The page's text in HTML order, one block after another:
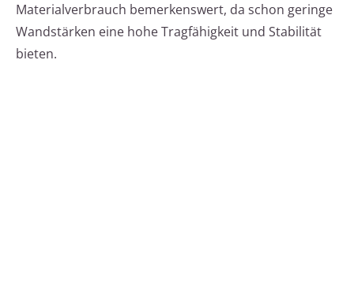
Materialverbrauch bemerkenswert, da schon geringe
Wandstärken eine hohe Tragfähigkeit und Stabilität
bieten.